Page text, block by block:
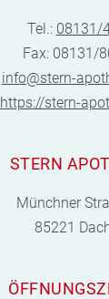
Tel.: 08131/
Fax: 08131/
info@stern-
https://stern-
STERN
Münchner
85221